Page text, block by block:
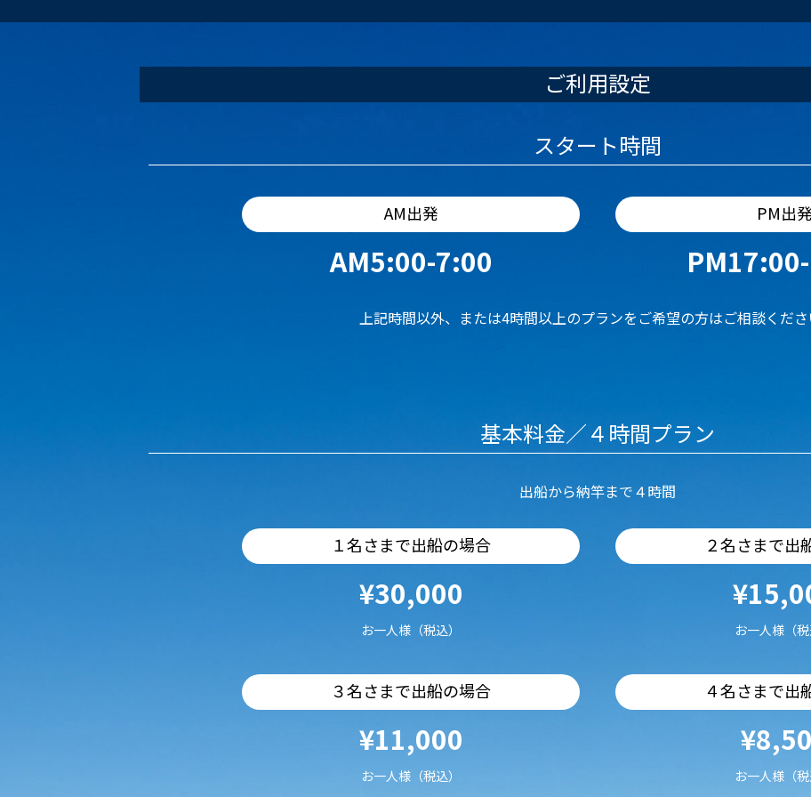
ご利用設定
スタート時間
AM出発
AM5:00-7:00
PM出発
上記時間以外、または4時間以上のプランをご希望の方はご相談くださ
基本料金／４時間プラン
出船から納竿まで４時間
１名さまで出船の場合
¥30,000
お一人様（税込）
２名さまで出
お一人様（税
３名さまで出船の場合
¥11,000
お一人様（税込）
４名さまで出
お一人様（税